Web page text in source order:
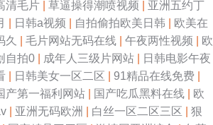
清毛片 草逼操得潮喷视频
亚洲五约丁
日韩a视频 自拍偷拍欧美日韩
欧美在
久 毛片网站无码在线 午夜两性视频
欧
自拍0 成年人三级片网站
日韩电影午夜
日韩美女一区二区 91精品在线免费
产第一福利网站 国产吃瓜黑料在线
欧
亚洲无码欧洲 白丝一区二区三区
狠